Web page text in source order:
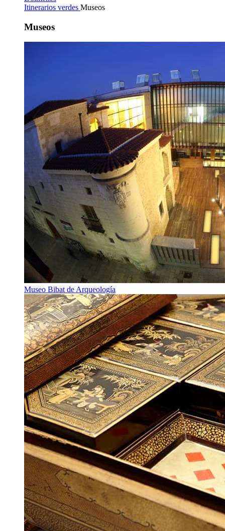
Itinerarios verdes Museos
Museos
Museo Bibat de Arqueología